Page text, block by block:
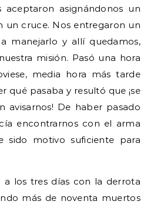
aceptaron asignándonos un
un cruce. Nos entregaron un
manejarlo y allí quedamos,
misión. Pasó una hora
media hora más tarde
qué pasaba y resultó que ¡se
avisarnos! De haber pasado
encontrarnos con el arma
sido motivo suficiente para
a los tres días con la derrota
más de noventa muertos